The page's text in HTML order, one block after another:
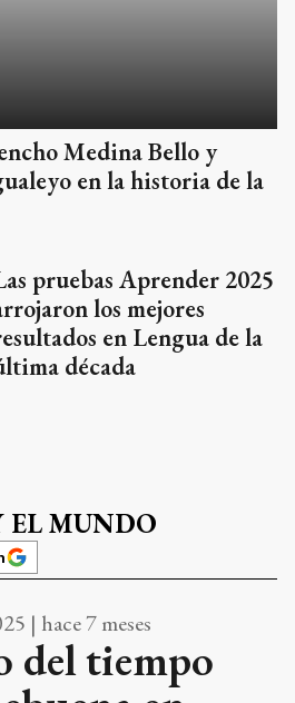
Medina Bello y
en la historia de la
pruebas Aprender 2025
los mejores
en Lengua de la
década
EL MUNDO
| hace 7 meses
del tiempo